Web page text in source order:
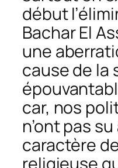
début
Bachar El
une
cause de la
car, nos
n’ont pas
caractère